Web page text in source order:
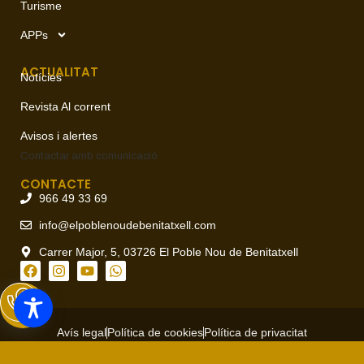
Turisme
APPs
ACTUALITAT
Notícies
Revista Al corrent
Avisos i alertes
Contactar amb comunicació
CONTACTE
966 49 33 69
info@elpoblenoudebenitatxell.com
Carrer Major, 5, 03726 El Poble Nou de Benitatxell
Avís legalPolítica de cookiesPolítica de privacitat